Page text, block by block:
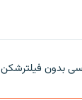
بدون فیلترشکن